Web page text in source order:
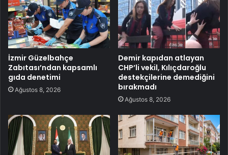
İzmir Güzelbahçe
Zabıtası’ndan kapsamlı
gıda denetimi
Ağustos 8, 2026
Demir kapıdan atlayan
CHP’li vekil, Kılıçdaroğlu
destekçilerine demediğini
bırakmadı
Ağustos 8, 2026